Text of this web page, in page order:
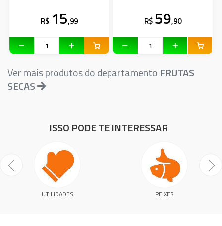
R$ 15,99 R$ 59,90
Ver mais produtos do departamento FRUTAS
SECAS
ISSO PODE TE INTERESSAR
UTILIDADES PEIXES